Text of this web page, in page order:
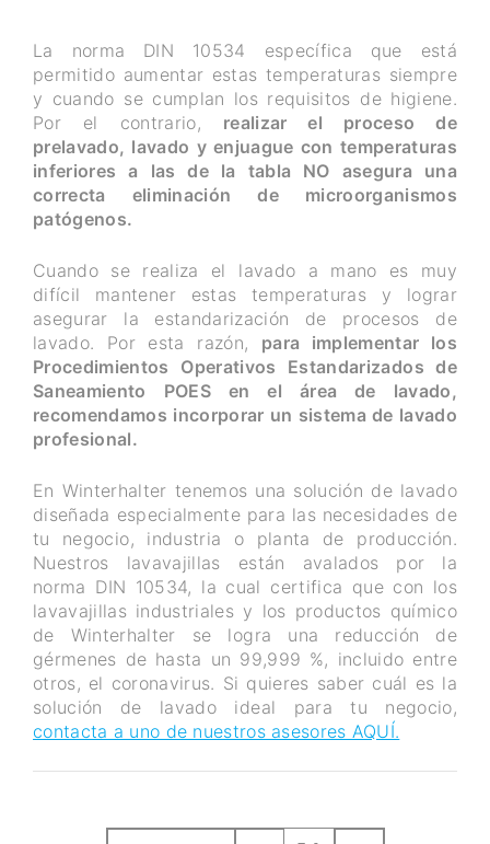
La norma DIN 10534 específica que está
permitido aumentar estas temperaturas siempre
y cuando se cumplan los requisitos de higiene.
Por el contrario, realizar el proceso de
prelavado, lavado y enjuague con temperaturas
inferiores a las de la tabla NO asegura una
correcta eliminación de microorganismos
patógenos.
Cuando se realiza el lavado a mano es muy
difícil mantener estas temperaturas y lograr
asegurar la estandarización de procesos de
lavado. Por esta razón, para implementar los
Procedimientos Operativos Estandarizados de
Saneamiento POES en el área de lavado,
recomendamos incorporar un sistema de lavado
profesional.
En Winterhalter tenemos una solución de lavado
diseñada especialmente para las necesidades de
tu negocio, industria o planta de producción.
Nuestros lavavajillas están avalados por la
norma DIN 10534, la cual certifica que con los
lavavajillas industriales y los productos químico
de Winterhalter se logra una reducción de
gérmenes de hasta un 99,999 %, incluido entre
otros, el coronavirus. Si quieres saber cuál es la
solución de lavado ideal para tu negocio,
contacta a uno de nuestros asesores AQUÍ.